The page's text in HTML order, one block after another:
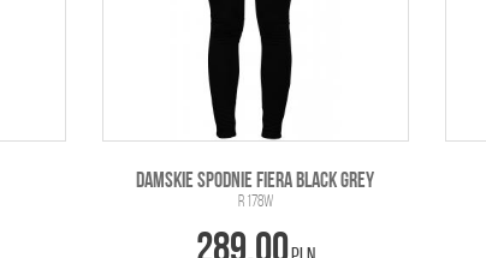
DAMSKIE SPODNIE FIERA BLACK GREY
R 178W